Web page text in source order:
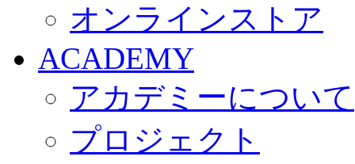
オンラインストア
ACADEMY
アカデミーについて
プロジェクト